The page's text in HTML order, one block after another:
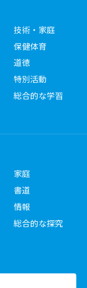
技術・家庭
保健体育
道徳
特別活動
総合的な学習
家庭
書道
情報
総合的な探究